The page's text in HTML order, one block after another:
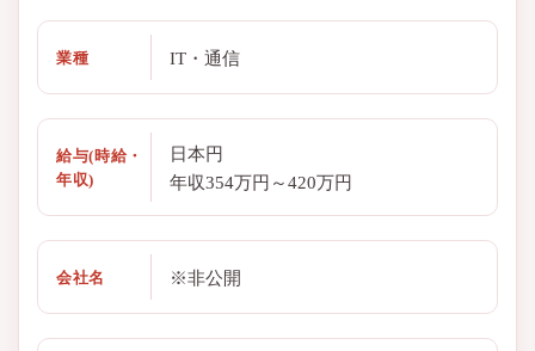
業種 IT・通信
給与(時給・
年収)
日本円
年収354万円～420万円
会社名 ※非公開